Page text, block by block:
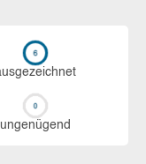
un­ge­nü­gend